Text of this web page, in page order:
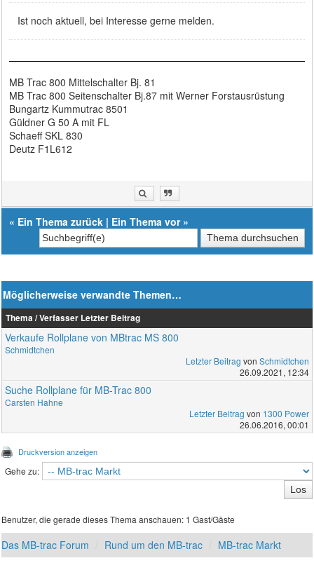
Ist noch aktuell, bei Interesse gerne melden.
MB Trac 800 Mittelschalter Bj. 81
MB Trac 800 Seitenschalter Bj.87 mit Werner Forstausrüstung
Bungartz Kummutrac 8501
Güldner G 50 A mit FL
Schaeff SKL 830
Deutz F1L612
« Ein Thema zurück | Ein Thema vor»
Möglicherweise verwandte Themen…
Thema / Verfasser Letzter Beitrag
Verkaufe Rollplane von MBtrac MS 800
Schmidtchen
Letzter Beitrag von Schmidtchen
26.09.2021, 12:34
Suche Rollplane für MB-Trac 800
Carsten Hahne
Letzter Beitrag von 1300 Power
26.06.2016, 00:01
Druckversion anzeigen
Gehe zu:
Benutzer, die gerade dieses Thema anschauen: 1 Gast/Gäste
Das MB-trac Forum Rund um den MB-trac MB-trac Markt